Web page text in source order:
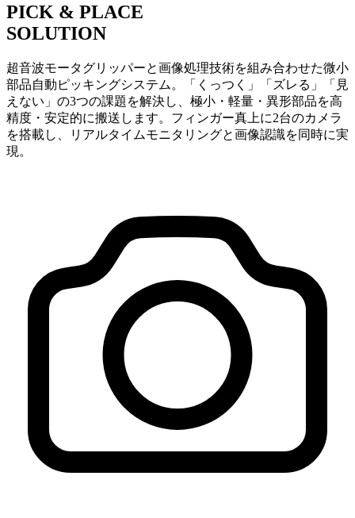
PICK & PLACE
SOLUTION
超音波モータグリッパーと画像処理技術を組み合わせた微小
部品自動ピッキングシステム。「くっつく」「ズレる」「見
えない」の3つの課題を解決し、極小・軽量・異形部品を高
精度・安定的に搬送します。フィンガー真上に2台のカメラ
を搭載し、リアルタイムモニタリングと画像認識を同時に実
現。